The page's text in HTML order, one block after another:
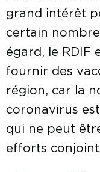
grand intérêt
certain
égard, le RDIF
fournir des
région, car la
coronavirus
qui ne peut
efforts